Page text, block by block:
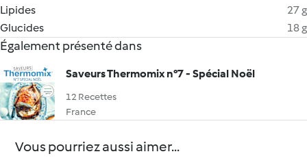
Lipides
27 g
Glucides
18 g
Également présenté dans
Saveurs Thermomix n°7 - Spécial Noël
12 Recettes
France
Vous pourriez aussi aimer...